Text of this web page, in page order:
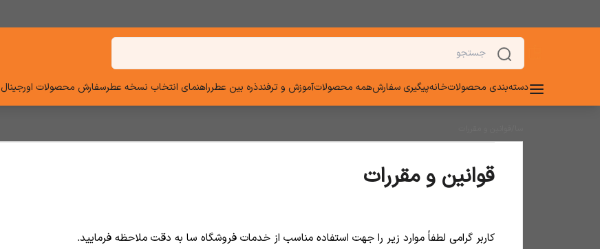
دسته‌بندی محصولاتخانهپیگیری سفارشهمه محصولاتآموزش و ترفندذره بین عطرراهنمای انتخاب نسخه عطرسفارش محصولات اورجینال
قوانین و مقررات
کاربر گرامی لطفاً موارد زیر را جهت استفاده مناسب از خدمات فروشگاه سا به دقت ملاحظه فرمایید.